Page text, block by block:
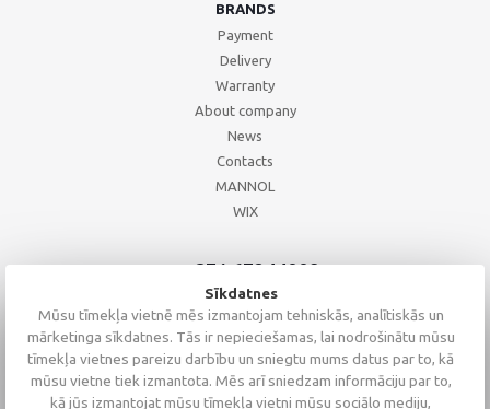
BRANDS
Payment
Delivery
Warranty
About company
News
Contacts
MANNOL
WIX
+371 67244008
+371 67271055
+371 26002793
Sīkdatnes
Mūsu tīmekļa vietnē mēs izmantojam tehniskās, analītiskās un
mārketinga sīkdatnes. Tās ir nepieciešamas, lai nodrošinātu mūsu
tīmekļa vietnes pareizu darbību un sniegtu mums datus par to, kā
mūsu vietne tiek izmantota. Mēs arī sniedzam informāciju par to,
kā jūs izmantojat mūsu tīmekļa vietni mūsu sociālo mediju,